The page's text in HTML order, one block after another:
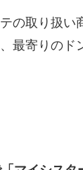
の取り扱
最寄りのド